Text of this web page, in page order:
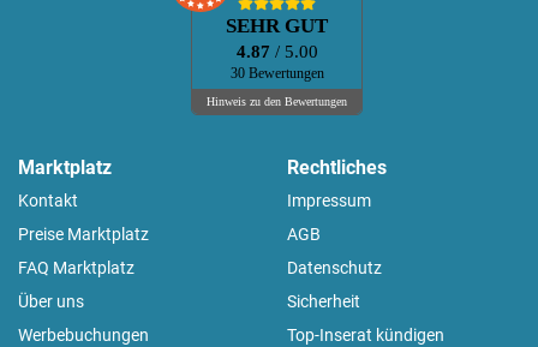
SEHR GUT
4.87 / 5.00
30 Bewertungen
Hinweis zu den Bewertungen
Marktplatz
Kontakt
Preise Marktplatz
FAQ Marktplatz
Über uns
Werbebuchungen
Rechtliches
Impressum
AGB
Datenschutz
Sicherheit
Top-Inserat kündigen